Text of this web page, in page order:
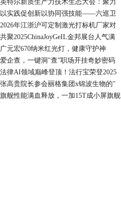
英特尔新质生产力技术生态大会：聚力
以实践促创新以协同强技能——六巡卫
2026年江浙沪可定制激光打标机厂家对
共聚2025ChinaJoyGeIL金邦展台人气满
广元宏670纳米红光灯，健康守护神
爱企查，一键洞"查”职场开挂奇妙密码
法律AI领域巅峰登顶！法行宝荣登2025
张高贵院长参会丽格集团x锦波生物的"
旗舰性能满血释放，一加15T成小屏旗舰